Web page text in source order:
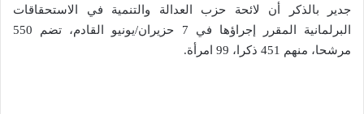
جدير بالذكر أن لائحة حزب العدالة والتنمية في الاستحقاقات
البرلمانية المقرر إجراؤها في 7 حزيران/يونيو القادم، تضم 550
مرشحا، منهم 451 ذكرا، 99 امرأة.